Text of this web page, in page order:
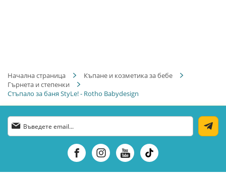
Начална страница
Къпане и козметика за бебе
Гърнета и степенки
Стъпало за баня StyLe! - Rotho Babydesign
Абонирай
се
бюлетин: